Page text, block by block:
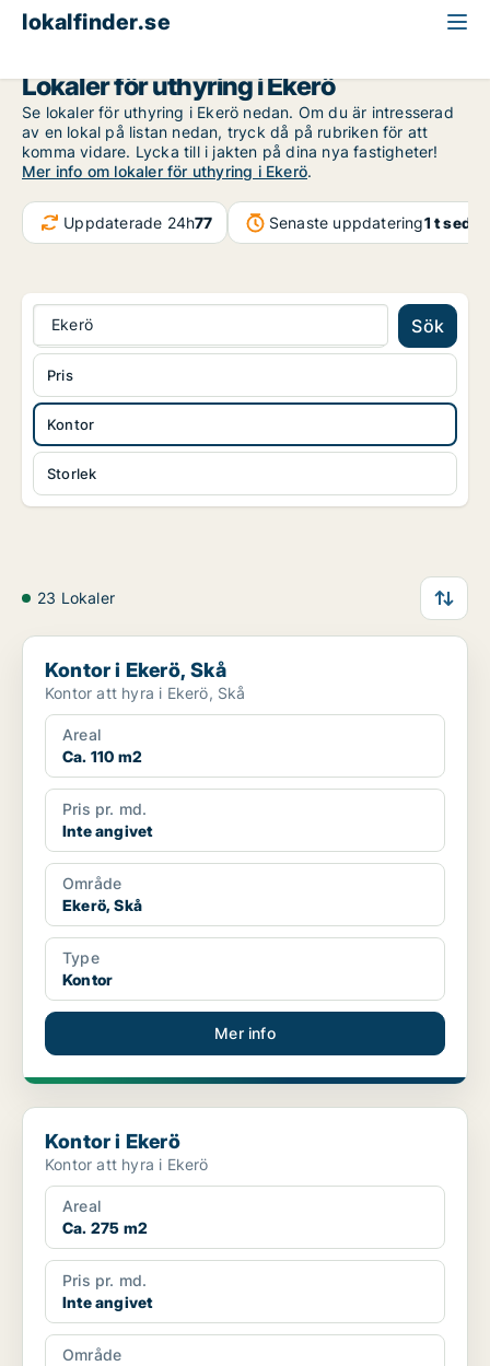
lokalfinder.se
Lokaler för uthyring i Ekerö
Se lokaler för uthyring i Ekerö nedan. Om du är intresserad
av en lokal på listan nedan, tryck då på rubriken för att
komma vidare. Lycka till i jakten på dina nya fastigheter!
Mer info om lokaler för uthyring i Ekerö.
Uppdaterade 24h77 Senaste uppdatering1 t sedan
Ekerö Sök
Kontor
Storlek
Pris
23 Lokaler
Kontor i Ekerö, Skå
Kontor i Ekerö, Skå
Kontor att hyra i Ekerö, Skå
Areal
Ca. 110 m2
Pris pr. md.
Inte angivet
Område
Ekerö, Skå
Type
Kontor
Mer info
Kontor i Ekerö
Kontor i Ekerö
Kontor att hyra i Ekerö
Areal
Ca. 275 m2
Pris pr. md.
Inte angivet
Område